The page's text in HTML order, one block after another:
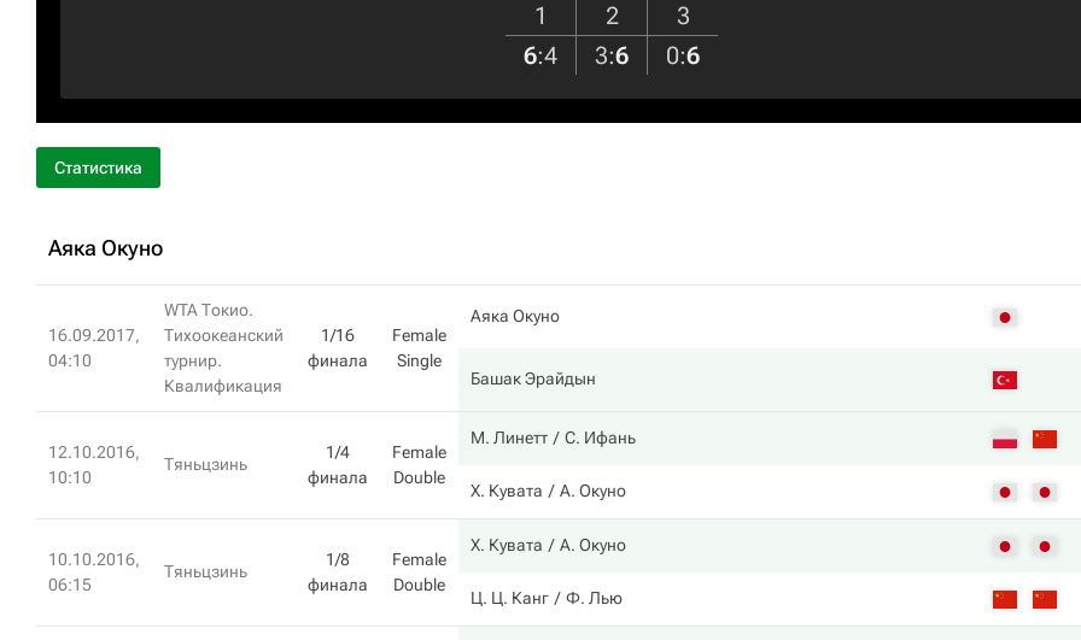
1 2
3
6:4 3:6 0:6
Статистика
Аяка Окуно
16.09.2017,
04:10
WTA Токио.
Тихоокеанский
турнир.
Квалификация
1/16
финала
Female
Single
Аяка Окуно
Башак Эрайдын
12.10.2016,
10:10
Тяньцзинь
1/4
финала
Female
Double
М. Линетт С. Ифань
Х. Кувата А. Окуно
10.10.2016,
06:15
Тяньцзинь
1/8
финала
Female
Double
Х. Кувата А. Окуно
Ц. Ц. Канг Ф. Лью